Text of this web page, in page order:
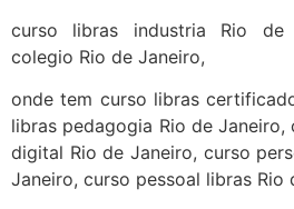
curso libras industria Rio de
colegio Rio de Janeiro,
onde tem curso libras
libras pedagogia Rio de
digital Rio de Janeiro, curso
Janeiro, curso pessoal libras Rio